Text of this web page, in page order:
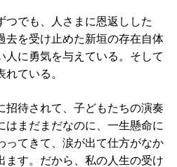
でも、人さまに恩返しした
去を受け止めた新垣の存在自体
人に勇気を与えている。そして
ている。
待されて、子どもたちの演奏
はまだまだなのに、一生懸命に
ってきて、涙が出て仕方がなか
ます。だから、私の人生の受け